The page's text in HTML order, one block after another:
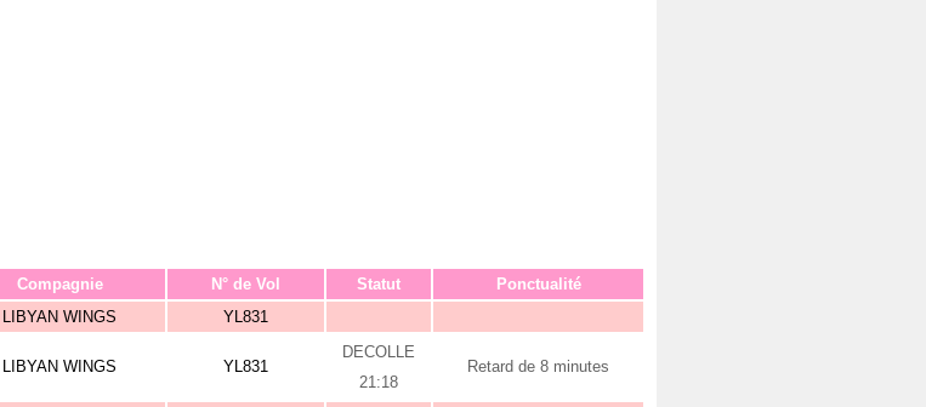
Compagnie N° de Vol Statut
Ponctualité
LIBYAN WINGS YL831
LIBYAN WINGS YL831
DECOLLE
21:18
Retard de 8 minutes